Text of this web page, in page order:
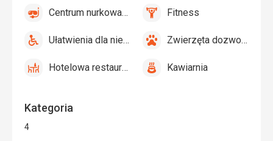
Kategoria
4
Centrum
Centrum nurkowania
tak FitnessFitness
tak
Ułatwienia
niepełnosprawnych
Ułatwienia dla niepełnosprawnych
tak
Zwierzęta
Zwierzęta dozwolone
tak
Hotelowa
Hotelowa restauracja
tak Kawiarnia
Kawiarnia
tak